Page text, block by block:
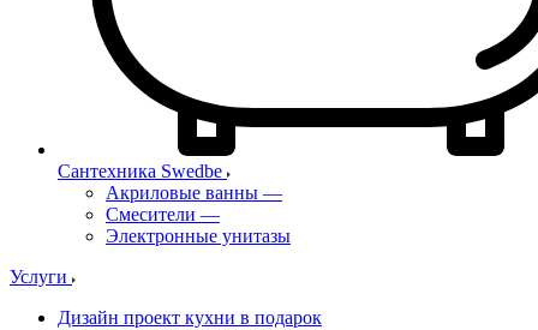
Сантехника Swedbe
Акриловые ванны —
Смесители —
Электронные унитазы
Услуги
Дизайн проект кухни в подарок